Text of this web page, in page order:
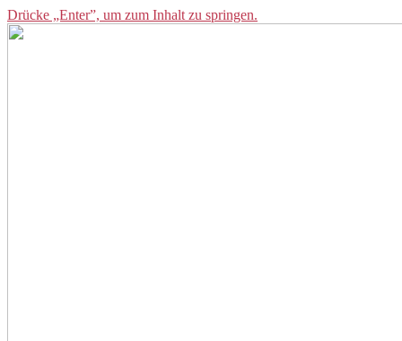
Drücke „Enter”, um zum Inhalt zu springen.